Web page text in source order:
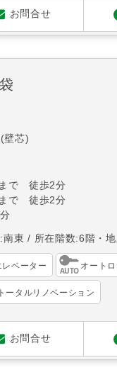
お問合せ
壁芯)
で 徒歩2分
で 徒歩2分
南東 所在階数:6階・
レベーター オートロ
ータルリノベーション
お問合せ